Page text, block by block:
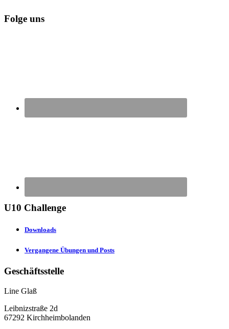
Folge uns
U10 Challenge
Downloads
Vergangene Übungen und Posts
Geschäftsstelle
Line Glaß
Leibnizstraße 2d
67292 Kirchheimbolanden